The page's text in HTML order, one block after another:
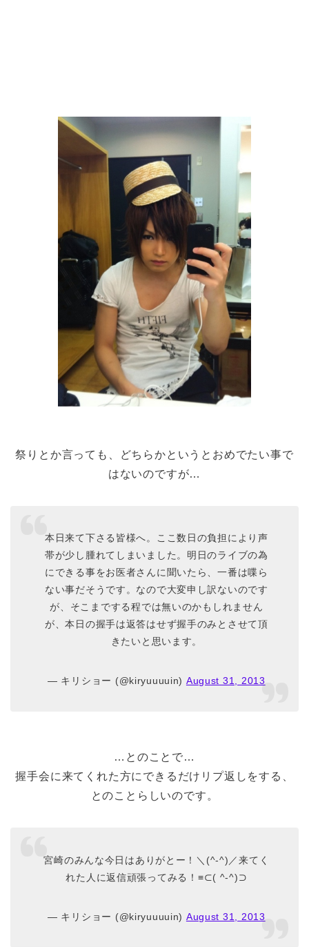
祭りとか言っても、どちらかというとおめでたい事で
はないのですが…
本日来て下さる皆様へ。ここ数日の負担により声
帯が少し腫れてしまいました。明日のライブの為
にできる事をお医者さんに聞いたら、一番は喋ら
ない事だそうです。なので大変申し訳ないのです
が、そこまでする程では無いのかもしれません
が、本日の握手は返答はせず握手のみとさせて頂
きたいと思います。
— キリショー (@kiryuuuuin) August 31, 2013
…とのことで…
握手会に来てくれた方にできるだけリプ返しをする、
とのことらしいのです。
宮崎のみんな今日はありがとー！＼(^-^)／来てく
れた人に返信頑張ってみる！≡⊂( ^-^)⊃
— キリショー (@kiryuuuuin) August 31, 2013